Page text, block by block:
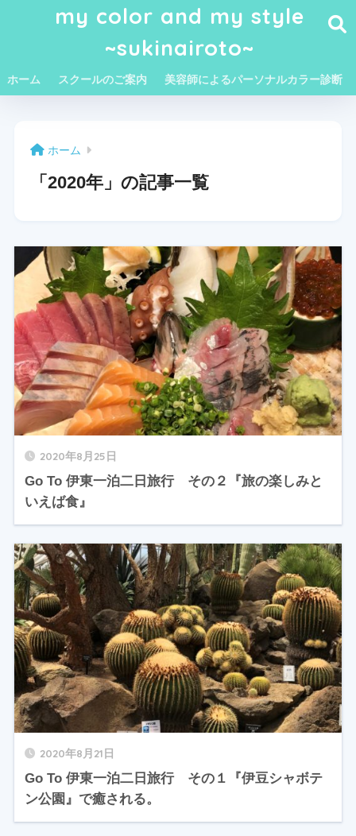
my color and my style
~sukinairoto~
ホーム スクールのご案内 美容師によるパーソナルカラー診断
ホーム
「2020年」の記事一覧
2020年8月25日
Go To 伊東一泊二日旅行 その２『旅の楽しみと
いえば食』
2020年8月21日
Go To 伊東一泊二日旅行 その１『伊豆シャボテ
ン公園』で癒される。